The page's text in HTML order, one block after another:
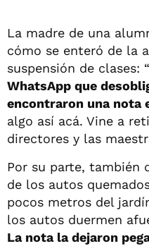
La madre de una
cómo se enteró de la
suspensión de clases: “
WhatsApp que
encontraron una nota
algo así acá. Vine a
directores y las
Por su parte, también
de los autos
pocos metros del
los autos duermen
La nota la dejaron